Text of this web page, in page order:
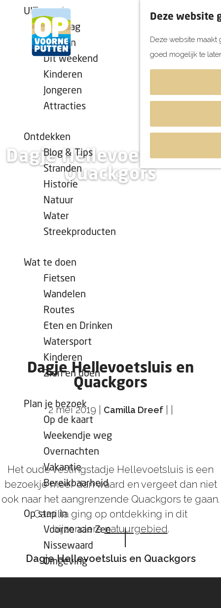
Deze website
Deze website
goed mogelijk te
r
d
e
a
UITagenda
Vandaag
Morgen
Dit weekend
Kinderen
Jongeren
Attracties
Ontdekken
Blog & Tips
Stranden
Historie
Natuur
Water
Streekproducten
Wat te doen
Fietsen
Wandelen
Routes
Eten en Drinken
Watersport
Kinderen
Zien en doen
Plan je bezoek
Op de kaart
Weekendje weg
Overnachten
Vakantie
Bereikbaarheid
Op stap in
Voorne aan Zee
Nissewaard
Omgeving
Dagje Hellevoetsluis en
Quackgors
Dagje Hellevoetsluis en
Quackgors
2 mei 2019 Camilla Dreef
Het oude vestingstadje Hellevoetsluis is een
bezoekje meer dan waard en vergeet dan niet
ook naar het aangrenzende Quackgors te gaan.
Camilla ging op ontdekking in dit
bijzonderenatuurgebied.
Dagje Hellevoetsluis en Quackgors